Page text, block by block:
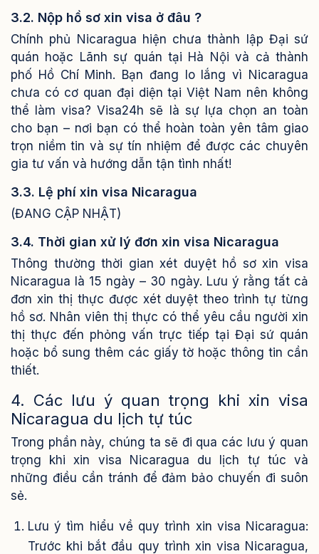
3.2. Nộp hồ sơ xin visa ở đâu ?
Chính phủ Nicaragua hiện chưa thành lập Đại sứ
quán hoặc Lãnh sự quán tại Hà Nội và cả thành
phố Hồ Chí Minh. Bạn đang lo lắng vì Nicaragua
chưa có cơ quan đại diện tại Việt Nam nên không
thể làm visa? Visa24h sẽ là sự lựa chọn an toàn
cho bạn – nơi bạn có thể hoàn toàn yên tâm giao
trọn niềm tin và sự tín nhiệm để được các chuyên
gia tư vấn và hướng dẫn tận tình nhất!
3.3. Lệ phí xin visa Nicaragua
(ĐANG CẬP NHẬT)
3.4. Thời gian xử lý đơn xin visa Nicaragua
Thông thường thời gian xét duyệt hồ sơ xin visa
Nicaragua là 15 ngày – 30 ngày. Lưu ý rằng tất cả
đơn xin thị thực được xét duyệt theo trình tự từng
hồ sơ. Nhân viên thị thực có thể yêu cầu người xin
thị thực đến phỏng vấn trực tiếp tại Đại sứ quán
hoặc bổ sung thêm các giấy tờ hoặc thông tin cần
thiết.
4. Các lưu ý quan trọng khi xin visa
Nicaragua du lịch tự túc
Trong phần này, chúng ta sẽ đi qua các lưu ý quan
trọng khi xin visa Nicaragua du lịch tự túc và
những điều cần tránh để đảm bảo chuyến đi suôn
sẻ.
Lưu ý tìm hiểu về quy trình xin visa Nicaragua:
Trước khi bắt đầu quy trình xin visa Nicaragua,